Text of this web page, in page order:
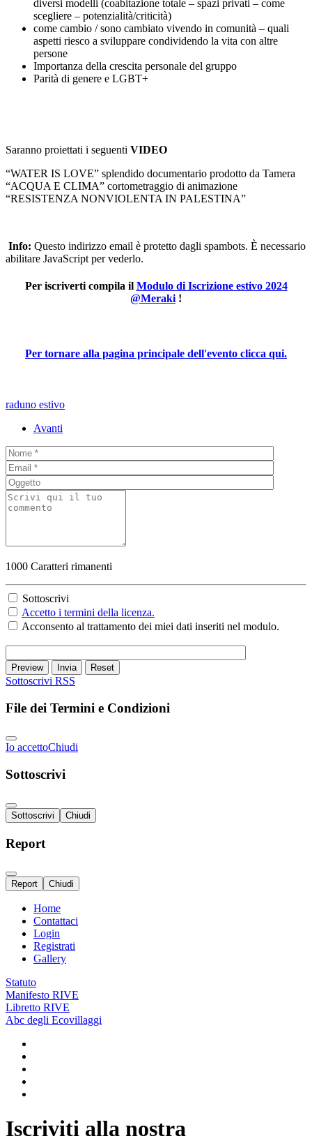
diversi modelli (coabitazione totale – spazi privati – come
scegliere – potenzialità/criticità)
come cambio / sono cambiato vivendo in comunità – quali
aspetti riesco a sviluppare condividendo la vita con altre
persone
Importanza della crescita personale del gruppo
Parità di genere e LGBT+
Saranno proiettati i seguenti VIDEO
“WATER IS LOVE” splendido documentario prodotto da Tamera
“ACQUA E CLIMA” cortometraggio di animazione
“RESISTENZA NONVIOLENTA IN PALESTINA”
Info: Questo indirizzo email è protetto dagli spambots. È necessario
abilitare JavaScript per vederlo.
Per iscriverti compila il Modulo di Iscrizione estivo 2024
@Meraki !
Per tornare alla pagina principale dell'evento clicca qui.
raduno estivo
Avanti
1000 Caratteri rimanenti
Sottoscrivi
Accetto i termini della licenza.
Acconsento al trattamento dei miei dati inseriti nel modulo.
Preview Invia Reset
Sottoscrivi RSS
File dei Termini e Condizioni
Io accettoChiudi
Sottoscrivi
Sottoscrivi Chiudi
Report
Report Chiudi
Home
Contattaci
Login
Registrati
Gallery
Statuto
Manifesto RIVE
Libretto RIVE
Abc degli Ecovillaggi
Iscriviti alla nostra